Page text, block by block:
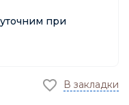
при
В закладки